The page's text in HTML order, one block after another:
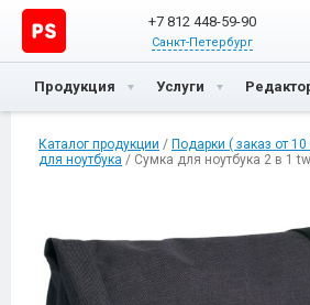
+7 812 448-59-90
Санкт-Петербург
Продукция Услуги
Каталог продукции / Подарки ( заказ от 10
для ноутбука / Сумка для ноутбука 2 в 1